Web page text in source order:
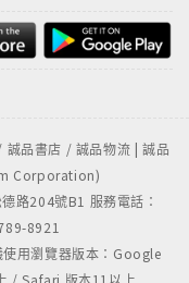
的致勝策略：打
(台北市信義路五
品書店 / 誠品物流 | 誠品
Corporation)
路204號B1 服務電話：
8921
用瀏覽器版本：Google
/ Safari 版本11以上